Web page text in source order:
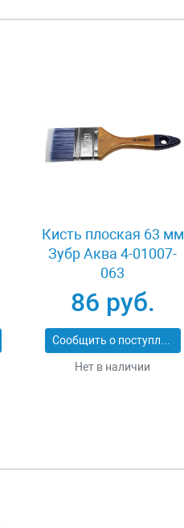
Кисть плоская 63 мм
Зубр Аква 4-01007-
063
86 руб.
Сообщить о поступлении
Нет в наличии